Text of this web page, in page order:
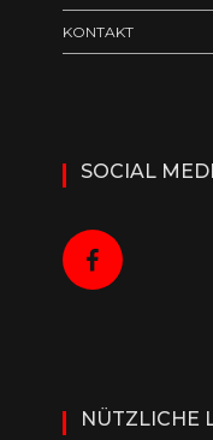
KONTAKT
SOCIAL
NÜTZLICHE